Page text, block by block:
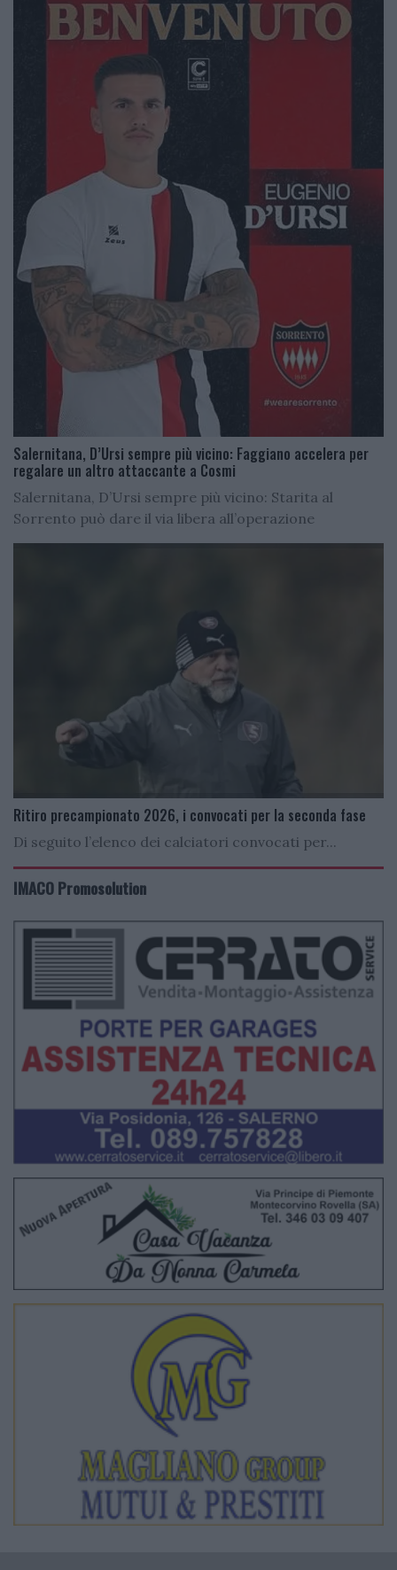
Salernitana, D’Ursi sempre più vicino: Faggiano accelera per
regalare un altro attaccante a Cosmi
Salernitana, D’Ursi sempre più vicino: Starita al
Sorrento può dare il via libera all’operazione
Ritiro precampionato 2026, i convocati per la seconda fase
Di seguito l’elenco dei calciatori convocati per...
IMACO Promosolution